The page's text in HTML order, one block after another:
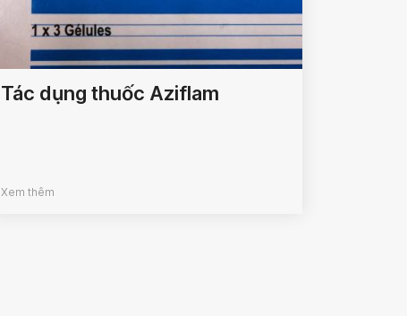
Tác dụng thuốc Aziflam
Xem thêm